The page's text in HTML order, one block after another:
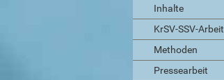
Inhalte
KrSV-SSV-Arbeit
Methoden
Pressearbeit